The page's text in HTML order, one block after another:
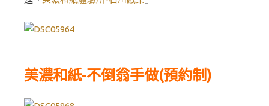
美濃和紙-不倒翁手做(預約制)